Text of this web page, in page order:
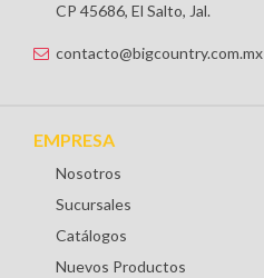
CP 45686, El Salto, Jal.
contacto@bigcountry.com.mx
EMPRESA
Nosotros
Sucursales
Catálogos
Nuevos Productos